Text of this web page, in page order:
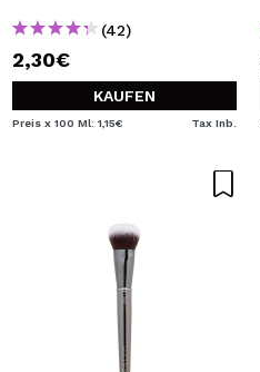
(42)
2,30€
KAUFEN
Preis x 100 Ml: 1,15€ Tax Inb.